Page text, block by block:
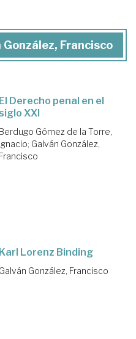
Francisco
El Derecho penal en el
XXI
Berdugo Gómez de la Torre,
Ignacio; Galván González,
Francisco
Karl Lorenz Binding
Galván González, Francisco